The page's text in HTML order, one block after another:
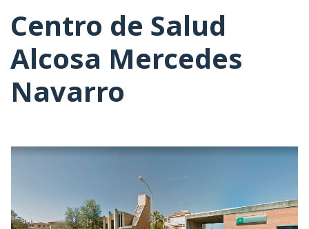
Centro de Salud
Alcosa Mercedes
Navarro